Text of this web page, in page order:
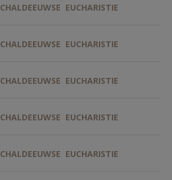
CHALDEEUWSE EUCHARISTIE
CHALDEEUWSE EUCHARISTIE
CHALDEEUWSE EUCHARISTIE
CHALDEEUWSE EUCHARISTIE
CHALDEEUWSE EUCHARISTIE